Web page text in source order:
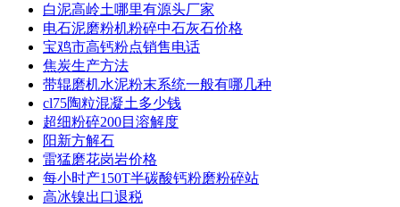
白泥高岭土哪里有源头厂家
电石泥磨粉机粉碎中石灰石价格
宝鸡市高钙粉点销售电话
焦炭生产方法
带辊磨机水泥粉末系统一般有哪几种
cl75陶粒混凝土多少钱
超细粉碎200目溶解度
阳新方解石
雷猛磨花岗岩价格
每小时产150T半碳酸钙粉磨粉碎站
高冰镍出口退税